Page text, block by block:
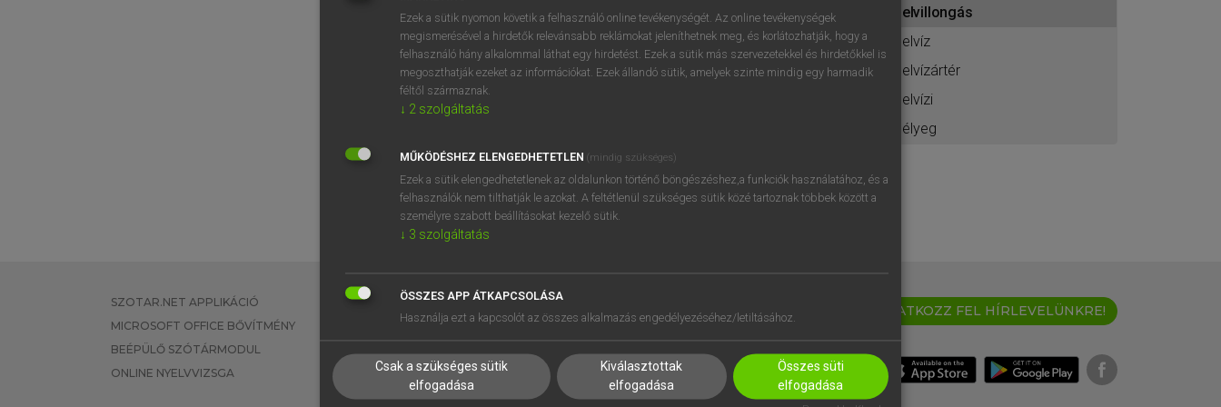
BELÉPÉS
próbaverziójának elindításához
regisztrálok ésbelépek.
REGISZTRÁCIÓ
belvillongás
belvíz
belvízártér
belvízi
bélyeg
SZOTAR.NET APPLIKÁCIÓ
MICROSOFT OFFICE BŐVÍTMÉNY
BEÉPÜLŐ SZÓTÁRMODUL
ONLINE NYELVVIZSGA
EGYÉNI FELHASZNÁLÓKNAK
TANULÓKNAK
VÁLLALATI MEGOLDÁSOK
SÚGÓ
RÓLUNK
SÜTI BEÁLLÍTÁSOK
IRATKOZZ FEL HÍRLEVELÜNKRE!
Ezek a sütik nyomon követik a felhasználó online tevékenységét. Az online tevékenységek
megismerésével a hirdetők relevánsabb reklámokat jeleníthetnek meg, és korlátozhatják, hogy a
felhasználó hány alkalommal láthat egy hirdetést. Ezek a sütik más szervezetekkel és hirdetőkkel is
megoszthatják ezeket az információkat. Ezek állandó sütik, amelyek szinte mindig egy harmadik
féltől származnak.
↓ 2 szolgáltatás
MŰKÖDÉSHEZ ELENGEDHETETLEN (mindig szükséges)
Ezek a sütik elengedhetetlenek az oldalunkon történő böngészéshez,a funkciók használatához, és a
felhasználók nem tilthatják le azokat. A feltétlenül szükséges sütik közé tartoznak többek között a
személyre szabott beállításokat kezelő sütik.
↓ 3 szolgáltatás
ÖSSZES APP ÁTKAPCSOLÁSA
Használja ezt a kapcsolót az összes alkalmazás engedélyezéséhez/letiltásához.
Csak a szükséges sütik
elfogadása
Kiválasztottak
elfogadása
Összes süti
elfogadása